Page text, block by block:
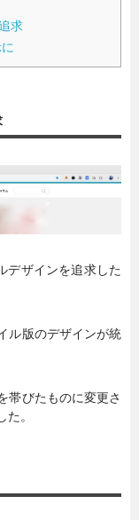
求
デザインを追求した
ル版のデザインが統
帯びたものに変更さ
。